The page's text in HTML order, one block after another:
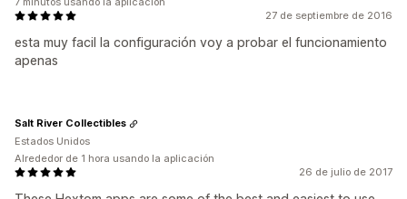
27 de septiembre de 2016
esta muy facil la configuración voy a probar el funcionamiento
apenas
26 de julio de 2017
Salt River Collectibles
Estados Unidos
Alrededor de 1 hora usando la aplicación